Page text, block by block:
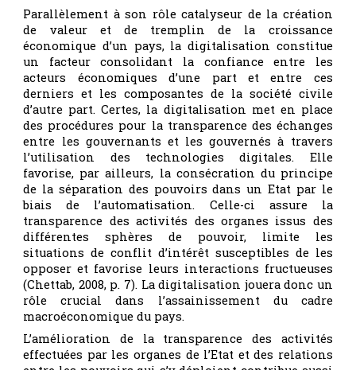
Parallèlement à son rôle catalyseur de la création
de valeur et de tremplin de la croissance
économique d’un pays, la digitalisation constitue
un facteur consolidant la confiance entre les
acteurs économiques d’une part et entre ces
derniers et les composantes de la société civile
d’autre part. Certes, la digitalisation met en place
des procédures pour la transparence des échanges
entre les gouvernants et les gouvernés à travers
l’utilisation des technologies digitales. Elle
favorise, par ailleurs, la consécration du principe
de la séparation des pouvoirs dans un Etat par le
biais de l’automatisation. Celle-ci assure la
transparence des activités des organes issus des
différentes sphères de pouvoir, limite les
situations de conflit d’intérêt susceptibles de les
opposer et favorise leurs interactions fructueuses
(Chettab, 2008, p. 7). La digitalisation jouera donc un
rôle crucial dans l’assainissement du cadre
macroéconomique du pays.
L’amélioration de la transparence des activités
effectuées par les organes de l’Etat et des relations